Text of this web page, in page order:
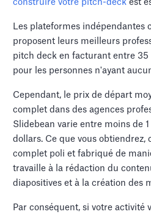
construire votre pitch-deck est
Les plateformes indépendantes
proposent leurs meilleurs
pitch deck en facturant entre
pour les personnes n'ayant
Cependant, le prix de départ
complet dans des agences
Slidebean varie entre moins de
dollars. Ce que vous obtiendrez,
complet poli et fabriqué de
travaille à la rédaction du
diapositives et à la création des
Par conséquent, si votre activité